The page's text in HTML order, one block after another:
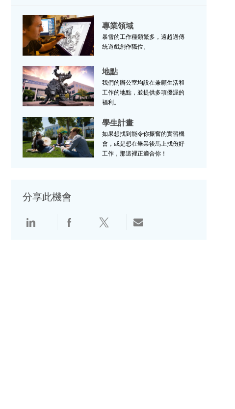
專業領域
專業領域
暴雪的工作種類繁多，遠超過傳
統遊戲創作職位。
地點 地點
我們的辦公室均設在兼顧生活和
工作的地點，並提供多項優渥的
福利。
學生計畫 學生計畫
如果想找到能令你振奮的實習機
會，或是想在畢業後馬上找份好
工作，那這裡正適合你！
分享此機會
透過 Linkedin 分享透過 Facebook 分享
透過 Twitter 分享透過電子郵件分享